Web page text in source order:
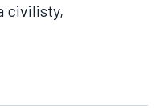
civilisty,